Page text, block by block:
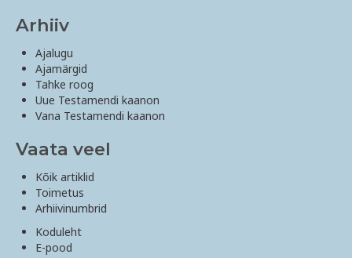
Arhiiv
Ajalugu
Ajamärgid
Tahke roog
Uue Testamendi kaanon
Vana Testamendi kaanon
Vaata veel
Kõik artiklid
Toimetus
Arhiivinumbrid
Koduleht
E-pood